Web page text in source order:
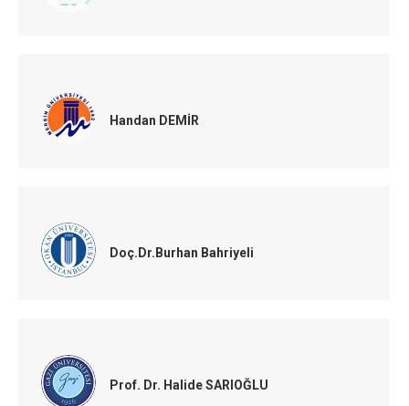
Handan DEMİR
Doç.Dr.Burhan Bahriyeli
Prof. Dr. Halide SARIOĞLU